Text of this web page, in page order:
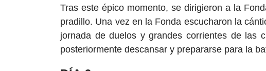
Tras este épico momento, se dirigieron a la
pradillo. Una vez en la Fonda escucharon la
jornada de duelos y grandes corrientes de las
posteriormente descansar y prepararse para la